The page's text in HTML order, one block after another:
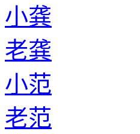
小龚
老龚
小范
老范